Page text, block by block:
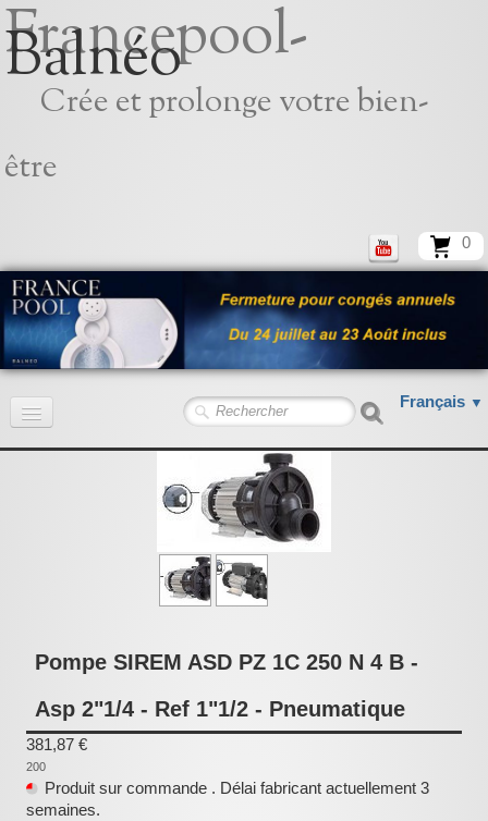
Francepool-
Balnéo
Crée et prolonge votre bien-
être
0
Français ▼
Accueil
Pour le bain
Prestations Atelier
Les bonnes affaires
Composants électroniques
Pompe SIREM ASD PZ 1C 250 N 4 B -
Asp 2"1/4 - Ref 1"1/2 - Pneumatique
381,87 €
200
Produit sur commande . Délai fabricant actuellement 3
semaines.